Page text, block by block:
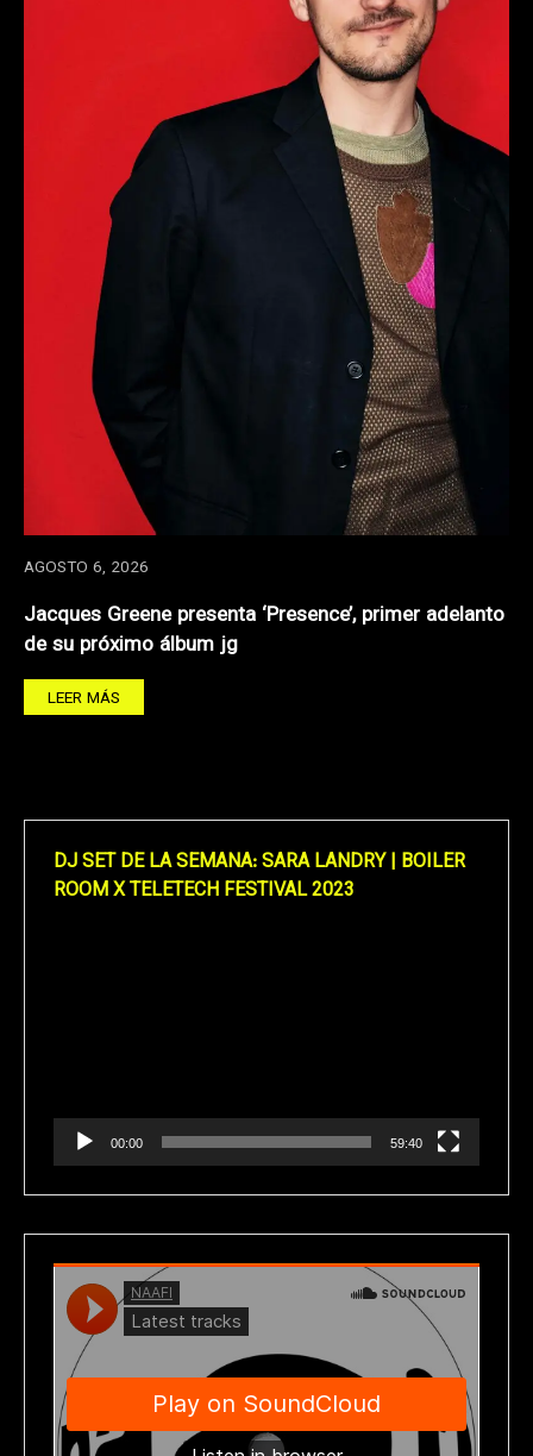
AGOSTO 6, 2026
Jacques Greene presenta ‘Presence’, primer adelanto
de su próximo álbum jg
LEER MÁS
DJ SET DE LA SEMANA: SARA LANDRY | BOILER
ROOM X TELETECH FESTIVAL 2023
00:00 59:40